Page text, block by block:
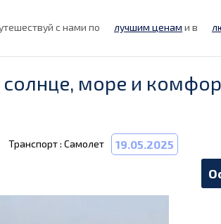
с нами по лучшим ценам и в
солнце, море и
Транспорт : Самолет 19.05.2025